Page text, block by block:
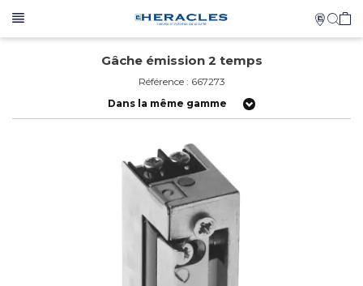
Gâche émission 2 temps
Référence : 667273
Dans la même gamme